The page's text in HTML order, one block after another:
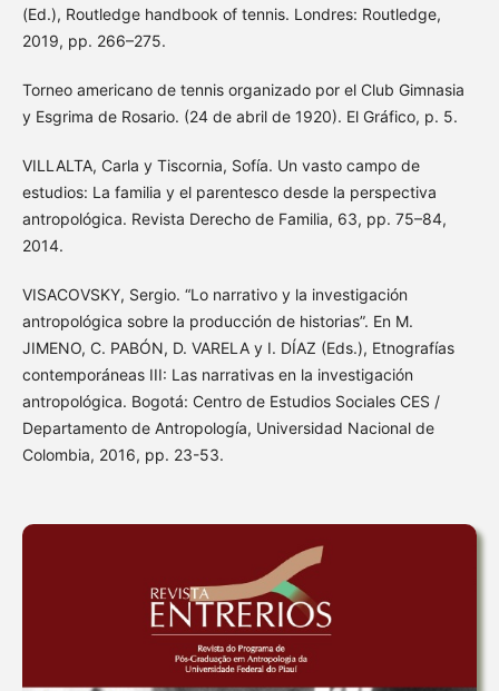
(Ed.), Routledge handbook of tennis. Londres: Routledge,
2019, pp. 266–275.
Torneo americano de tennis organizado por el Club Gimnasia
y Esgrima de Rosario. (24 de abril de 1920). El Gráfico, p. 5.
VILLALTA, Carla y Tiscornia, Sofía. Un vasto campo de
estudios: La familia y el parentesco desde la perspectiva
antropológica. Revista Derecho de Familia, 63, pp. 75–84,
2014.
VISACOVSKY, Sergio. “Lo narrativo y la investigación
antropológica sobre la producción de historias”. En M.
JIMENO, C. PABÓN, D. VARELA y I. DÍAZ (Eds.), Etnografías
contemporáneas III: Las narrativas en la investigación
antropológica. Bogotá: Centro de Estudios Sociales CES /
Departamento de Antropología, Universidad Nacional de
Colombia, 2016, pp. 23-53.